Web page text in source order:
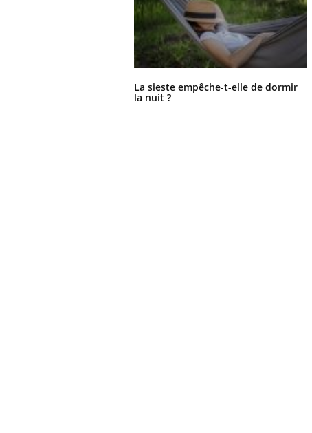
La sieste empêche-t-elle de dormir
la nuit ?